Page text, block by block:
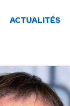
ACTUALITÉS